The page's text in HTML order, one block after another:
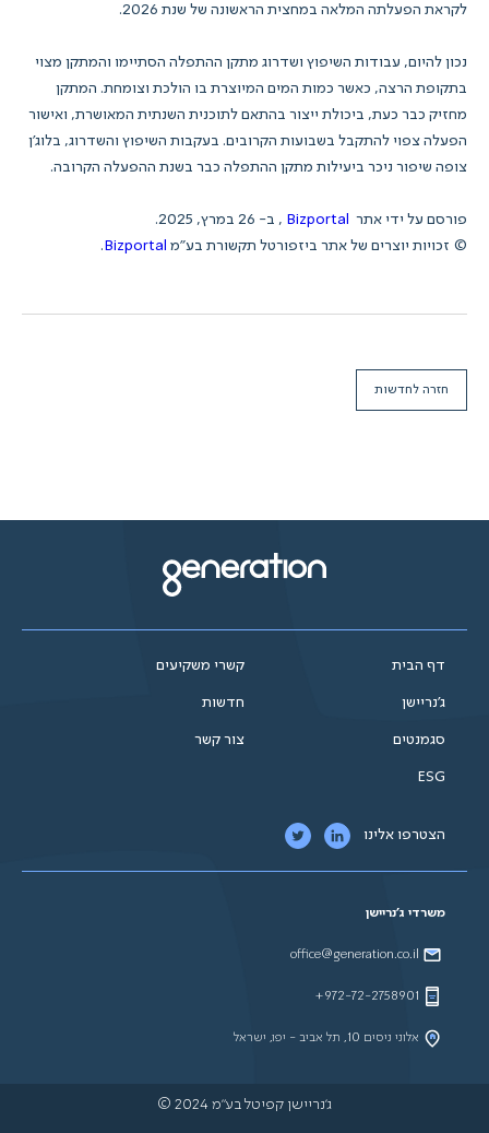
לקראת הפעלתה המלאה במחצית הראשונה של שנת 2026.
נכון להיום, עבודות השיפוץ ושדרוג מתקן ההתפלה הסתיימו והמתקן מצוי
בתקופת הרצה, כאשר כמות המים המיוצרת בו הולכת וצומחת. המתקן
מחזיק כבר כעת, ביכולת ייצור בהתאם לתוכנית השנתית המאושרת, ואישור
הפעלה צפוי להתקבל בשבועות הקרובים. בעקבות השיפוץ והשדרוג, בלוג'ן
צופה שיפור ניכר ביעילות מתקן ההתפלה כבר בשנת ההפעלה הקרובה.
פורסם על ידי אתר Bizportal , ב- 26 במרץ, 2025.
© זכויות יוצרים של אתר ביזפורטל תקשורת בע"מ Bizportal
.
חזרה לחדשות
דף הבית
ג'נריישן
סגמנטים
ESG
קשרי משקיעים
חדשות
צור קשר
הצטרפו אלינו
משרדי ג'נריישן
office@generation.co.il
972-72-2758901+
אלוני ניסים 10, תל אביב - יפו, ישראל
ג'נריישן קפיטל בע"מ 2024 ©